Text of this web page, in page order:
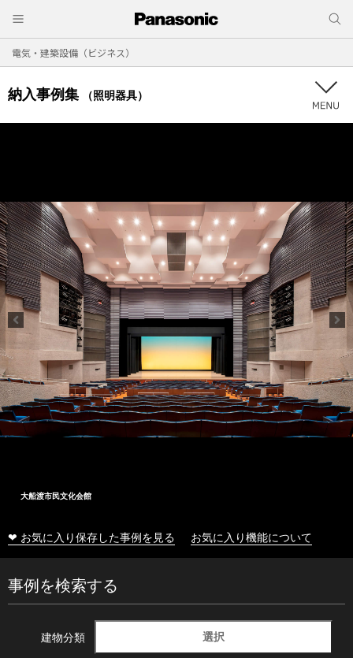
電気・建築設備（ビジネス）
納入事例集 （照明器具）
大船渡市民文化会館
❤ お気に入り保存した事例を見る お気に入り機能について
事例を検索する
建物分類 選択